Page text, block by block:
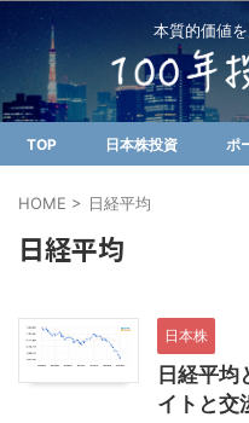
本質的価値
TOP 日本株投資 ポ
HOME > 日経平均
日経平均
日本株
日経平均
イトと交